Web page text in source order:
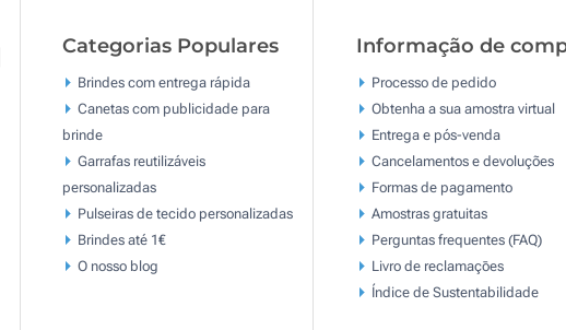
Categorias Populares
Brindes com entrega rápida
Canetas com publicidade para
brinde
Garrafas reutilizáveis
personalizadas
Pulseiras de tecido personalizadas
Brindes até 1€
O nosso blog
Informação de
Processo de pedido
Obtenha a sua amostra virtual
Entrega e pós-venda
Cancelamentos e devoluções
Formas de pagamento
Amostras gratuitas
Perguntas frequentes (FAQ)
Livro de reclamaçōes
Índice de Sustentabilidade